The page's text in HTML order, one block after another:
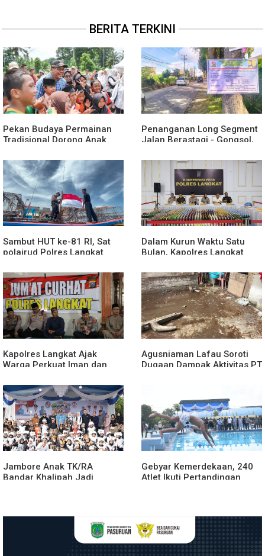
BERITA TERKINI
Pekan Budaya Permainan
Tradisional Dorong Anak
Ketergantungan Gadget
Penanganan Long Segment
Jalan Berastagi - Gongsol,
Tingkatkan Kenyamanan
Akses Wisata, Pertanian dan
Perekonomian
Sambut HUT ke-81 RI, Sat
polairud Polres Langkat
Putih kepada Nelayan
Dalam Kurun Waktu Satu
Bulan, Kapolres Langkat
Narkotika, Tindak Pidana
Kriminal, dan Kekerasan
Seksual terhadap Anak
Kapolres Langkat Ajak
Warga Perkuat Iman dan
Safari Jumat Curhat
Agusniaman Lafau Soroti
Dugaan Dampak Aktivitas PT
Jambore Anak TK/RA
Bandar Khalipah Jadi
Gebyar Kemerdekaan, 240
Atlet Ikuti Pertandingan